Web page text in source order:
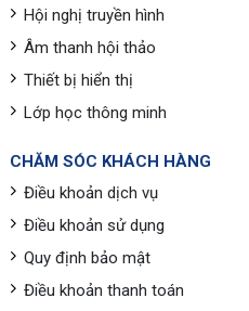
Hội nghị truyền hình
Âm thanh hội thảo
Thiết bị hiển thị
Lớp học thông minh
CHĂM SÓC KHÁCH HÀNG
Điều khoản dịch vụ
Điều khoản sử dụng
Quy định bảo mật
Điều khoản thanh toán